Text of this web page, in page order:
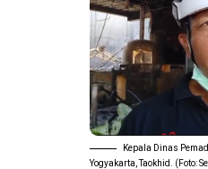
Kepala Dinas
Yogyakarta, Taokhid. (Foto: